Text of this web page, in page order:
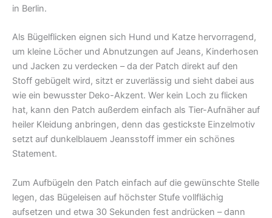
in Berlin.
Als Bügelflicken eignen sich Hund und Katze hervorragend,
um kleine Löcher und Abnutzungen auf Jeans, Kinderhosen
und Jacken zu verdecken – da der Patch direkt auf den
Stoff gebügelt wird, sitzt er zuverlässig und sieht dabei aus
wie ein bewusster Deko-Akzent. Wer kein Loch zu flicken
hat, kann den Patch außerdem einfach als Tier-Aufnäher auf
heiler Kleidung anbringen, denn das gestickste Einzelmotiv
setzt auf dunkelblauem Jeansstoff immer ein schönes
Statement.
Zum Aufbügeln den Patch einfach auf die gewünschte Stelle
legen, das Bügeleisen auf höchster Stufe vollflächig
aufsetzen und etwa 30 Sekunden fest andrücken – dann